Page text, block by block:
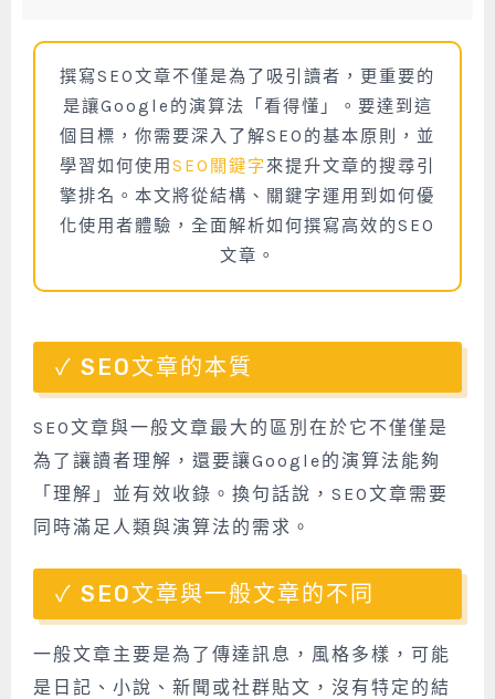
撰寫SEO文章不僅是為了吸引讀者，更重要的
是讓Google的演算法「看得懂」。要達到這
個目標，你需要深入了解SEO的基本原則，並
學習如何使用 SEO關鍵字來提升文章的搜尋引
擎排名。本文將從結構、關鍵字運用到如何優
化使用者體驗，全面解析如何撰寫高效的SEO
文章。
SEO文章的本質
SEO文章與一般文章最大的區別在於它不僅僅是
為了讓讀者理解，還要讓Google的演算法能夠
「理解」並有效收錄。換句話說，SEO文章需要
同時滿足人類與演算法的需求。
SEO文章與一般文章的不同
一般文章主要是為了傳達訊息，風格多樣，可能
是日記、小說、新聞或社群貼文，沒有特定的結